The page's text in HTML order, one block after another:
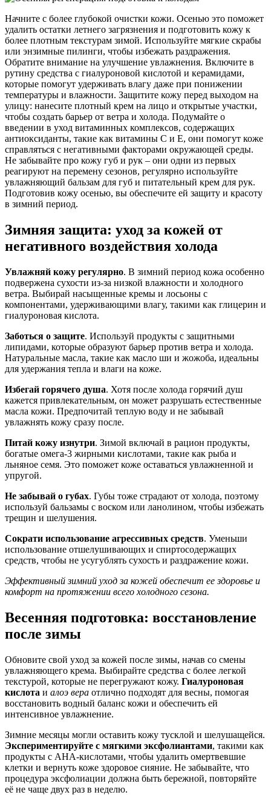
Начните с более глубокой очистки кожи. Осенью это поможет
удалить остатки летнего загрязнения и подготовить кожу к
более плотным текстурам зимой. Используйте мягкие скрабы
или энзимные пилинги, чтобы избежать раздражения.
Обратите внимание на улучшение увлажнения. Включите в
рутину средства с гиалуроновой кислотой и керамидами,
которые помогут удерживать влагу даже при понижении
температуры и влажности. Защитите кожу перед выходом на
улицу: нанесите плотный крем на лицо и открытые участки,
чтобы создать барьер от ветра и холода. Подумайте о
введении в уход витаминных комплексов, содержащих
антиоксиданты, такие как витамины C и E, они помогут коже
справляться с негативными факторами окружающей среды.
Не забывайте про кожу губ и рук – они одни из первых
реагируют на перемену сезонов, регулярно используйте
увлажняющий бальзам для губ и питательный крем для рук.
Подготовив кожу осенью, вы обеспечите ей защиту и красоту
в зимний период.
Зимняя защита: уход за кожей от
негативного воздействия холода
Увлажняй кожу регулярно. В зимний период кожа особенно
подвержена сухости из-за низкой влажности и холодного
ветра. Выбирай насыщенные кремы и лосьоны с
компонентами, удерживающими влагу, такими как глицерин и
гиалуроновая кислота.
Заботься о защите. Используй продукты с защитными
липидами, которые образуют барьер против ветра и холода.
Натуральные масла, такие как масло ши и жожоба, идеальны
для удержания тепла и влаги на коже.
Избегай горячего душа. Хотя после холода горячий душ
кажется привлекательным, он может разрушать естественные
масла кожи. Предпочитай теплую воду и не забывай
увлажнять кожу сразу после.
Питай кожу изнутри. Зимой включай в рацион продукты,
богатые омега-3 жирными кислотами, такие как рыба и
льняное семя. Это поможет коже оставаться увлажненной и
упругой.
Не забывай о губах. Губы тоже страдают от холода, поэтому
используй бальзамы с воском или ланолином, чтобы избежать
трещин и шелушения.
Сократи использование агрессивных средств. Уменьши
использование отшелушивающих и спиртосодержащих
средств, чтобы не усугублять сухость и раздражение кожи.
Эффективный зимний уход за кожей обеспечит ее здоровье и
комфорт на протяжении всего холодного сезона.
Весенняя подготовка: восстановление
после зимы
Обновите свой уход за кожей после зимы, начав со смены
увлажняющего крема. Выбирайте средства с более легкой
текстурой, которые не перегружают кожу. Гиалуроновая
кислота и алоэ вера отлично подходят для весны, помогая
восстановить водный баланс кожи и обеспечить ей
интенсивное увлажнение.
Зимние месяцы могли оставить кожу тусклой и шелушащейся.
Экспериментируйте с мягкими эксфолиантами, такими как
продукты с АНА-кислотами, чтобы удалить омертвевшие
клетки и вернуть коже здоровое сияние. Не забывайте, что
процедура эксфолиации должна быть бережной, повторяйте
её не чаще двух раз в неделю.